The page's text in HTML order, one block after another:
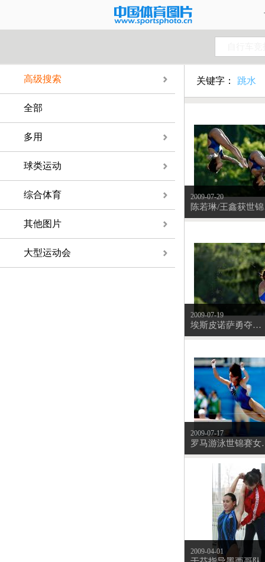
高级搜索
全部
多用
球类运动
综合体育
其他图片
大型运动会
关键字： 跳水
2009-07-20
陈
2009-07-19
埃斯皮诺萨勇夺世锦赛女子10米台跳水冠军
2009-07-17
罗马游
2009-04-01